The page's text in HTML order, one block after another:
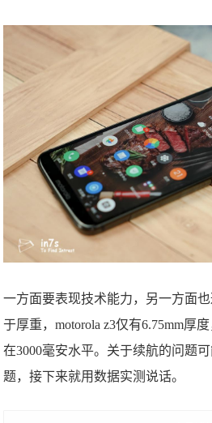
一方面要表现技术能力，另一方面
于厚重，motorola z3仅有6.75mm厚
在3000毫安水平。关于续航的问题
题，接下来就用数据实测说话。